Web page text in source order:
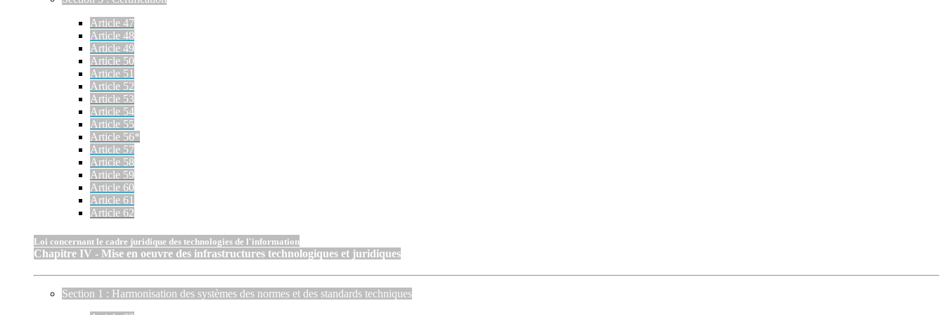
Article 47
Article 48
Article 49
Article 50
Article 51
Article 52
Article 53
Article 54
Article 55
Article 56*
Article 57
Article 58
Article 59
Article 60
Article 61
Article 62
Loi concernant le cadre juridique des technologies de l'information
Chapitre IV - Mise en oeuvre des infrastructures technologiques et juridiques
Section 1 : Harmonisation des systèmes des normes et des standards techniques